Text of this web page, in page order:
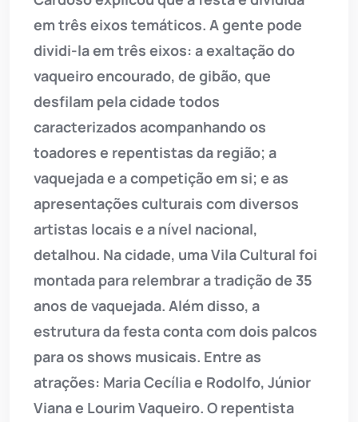
em três eixos temáticos. A gente pode
dividi-la em três eixos: a exaltação do
vaqueiro encourado, de gibão, que
desfilam pela cidade todos
caracterizados acompanhando os
toadores e repentistas da região; a
vaquejada e a competição em si; e as
apresentações culturais com diversos
artistas locais e a nível nacional,
detalhou. Na cidade, uma Vila Cultural foi
montada para relembrar a tradição de 35
anos de vaquejada. Além disso, a
estrutura da festa conta com dois palcos
para os shows musicais. Entre as
atrações: Maria Cecília e Rodolfo, Júnior
Viana e Lourim Vaqueiro. O repentista